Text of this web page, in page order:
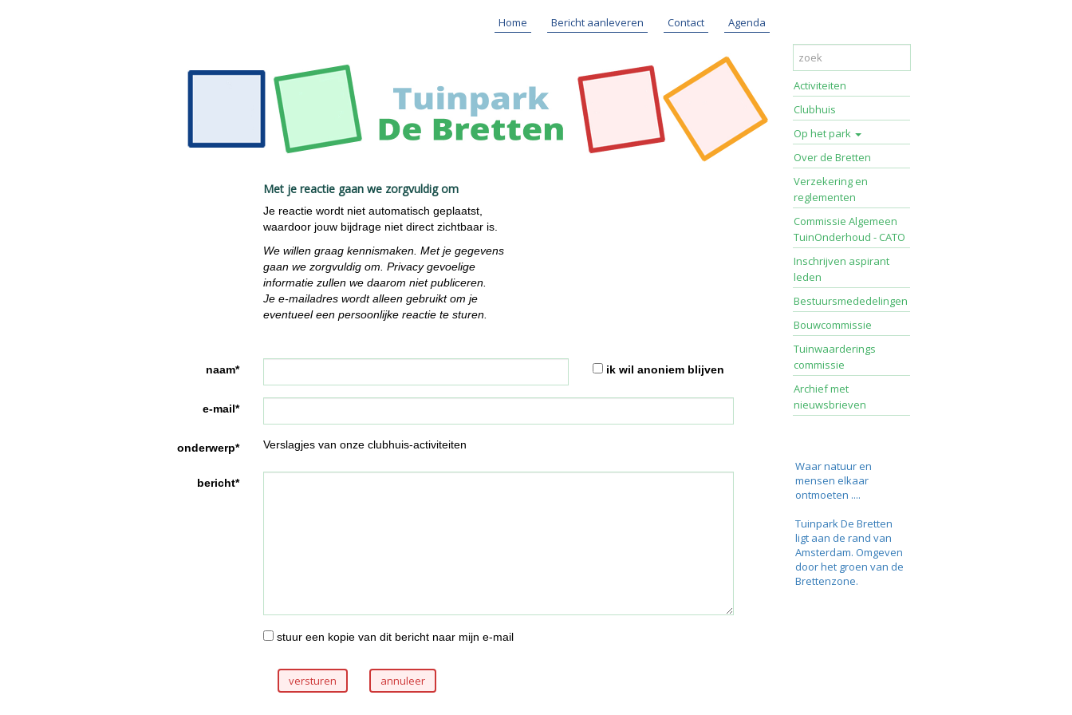
Home Bericht aanleveren Contact Agenda
Met je reactie gaan we zorgvuldig om
Je reactie wordt niet automatisch geplaatst,
waardoor jouw bijdrage niet direct zichtbaar is.
We willen graag kennismaken. Met je gegevens
gaan we zorgvuldig om. Privacy gevoelige
informatie zullen we daarom niet publiceren.
Je e-mailadres wordt alleen gebruikt om je
eventueel een persoonlijke reactie te sturen.
naam* ik wil anoniem blijven
e-mail*
onderwerp* Verslagjes van onze clubhuis-activiteiten
bericht*
stuur een kopie van dit bericht naar mijn e-mail
versturen
Activiteiten
Clubhuis
Op het park
Over de Bretten
Verzekering en
reglementen
Commissie Algemeen
TuinOnderhoud - CATO
Inschrijven aspirant
leden
Bestuursmededelingen
Bouwcommissie
Tuinwaarderings
commissie
Archief met
nieuwsbrieven
Waar natuur en
mensen elkaar
ontmoeten ....
Tuinpark De Bretten
ligt aan de rand van
Amsterdam. Omgeven
door het groen van de
Brettenzone.